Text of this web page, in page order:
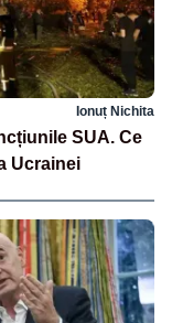
Ionuț Nichita
SUA. Ce
Ucrainei